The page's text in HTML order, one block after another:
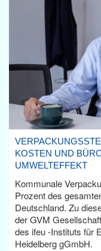
KOSTEN UND
UMWELTEFFEKT
Kommunale
Prozent des
Deutschland. Zu
der GVM
des ifeu -Instituts für
Heidelberg gGmbH.